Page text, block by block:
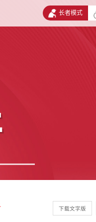
长者模式
下载文字版